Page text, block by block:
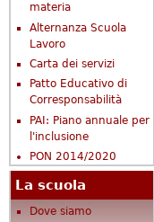
materia
Alternanza Scuola
Lavoro
Carta dei servizi
Patto Educativo di
Corresponsabilità
PAI: Piano annuale per
l'inclusione
PON 2014/2020
La scuola
Dove siamo